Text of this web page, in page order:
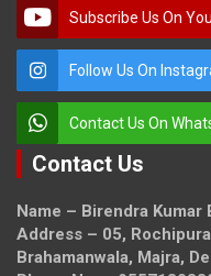
Subscribe Us On
Follow Us On
Contact Us On
Contact Us
Name – Birendra Kumar
Address – 05,
Brahamanwala, Majra,